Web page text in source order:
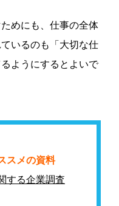
めにも、仕事の全体
いるのも「大切な仕
ようにするとよいで
スメの資料
する企業調査